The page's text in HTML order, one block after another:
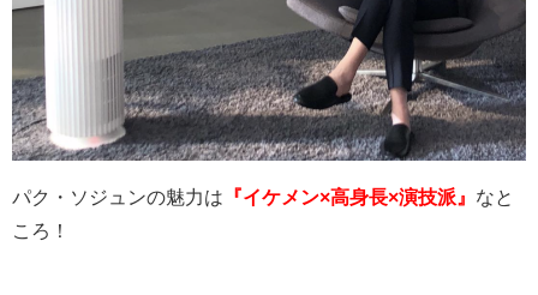
パク・ソジュンの魅力は 『イケメン×高身長×演技派』 なと
ころ！